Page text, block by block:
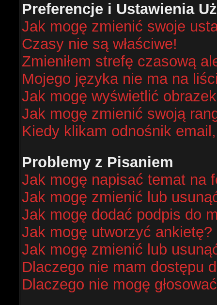
Preferencje i Ustawienia
Jak mogę zmienić swoje
Czasy nie są właściwe!
Zmieniłem strefę czasową
Mojego języka nie ma na
Jak mogę wyświetlić
Jak mogę zmienić swoją
Kiedy klikam odnośnik
Problemy z Pisaniem
Jak mogę napisać temat na
Jak mogę zmienić lub
Jak mogę dodać podpis do
Jak mogę utworzyć ankietę?
Jak mogę zmienić lub
Dlaczego nie mam dostępu
Dlaczego nie mogę